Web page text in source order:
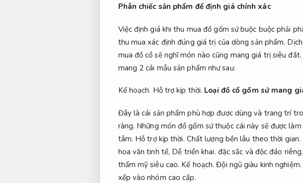
Phân chiếc sản phẩm để định giá chính xác
Việc định giá khi thu mua đồ gốm sứ buộc buộc phải
thu mua xác định đúng giá trị của dòng sản phẩm.
mua đồ cổ sẽ nghĩ món nào cũng mang giá trị siêu đắt.
mang 2 cái mẫu sản phẩm như sau:
Kế hoạch. Hỗ trợ kịp thời. Loại đồ cổ gốm sứ mang
Đây là cái sản phẩm phù hợp được dùng và trang trí
ràng. Những món đồ gốm sứ thuộc cái này sẽ được
tâm. Hỗ trợ kịp thời. Chất lượng bền lâu theo thời gian.
hoa văn tinh tế, Dễ triển khai. đặc sắc và độc đáo riêng.
thẩm mỹ siêu cao. Kế hoạch. Đội ngũ giàu kinh nghiệm.
xếp vào nhóm cao cấp.